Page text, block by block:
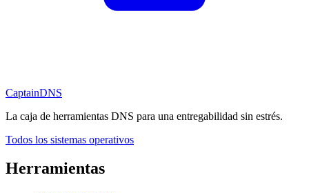
CaptainDNS
La caja de herramientas DNS para una entregabilidad sin estrés.
Todos los sistemas operativos
Herramientas